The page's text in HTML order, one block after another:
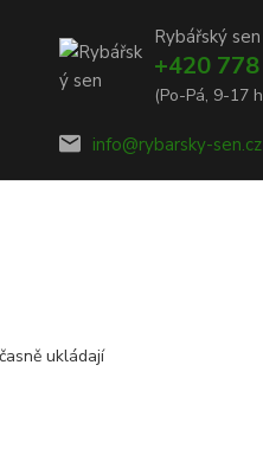
Rybářský sen
+420
(Po-Pá, 9-17
info@rybarsky-sen.cz
ukládají